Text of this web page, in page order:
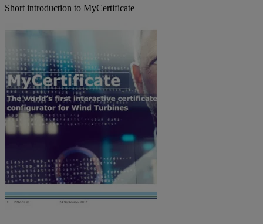
Short introduction to MyCertificate